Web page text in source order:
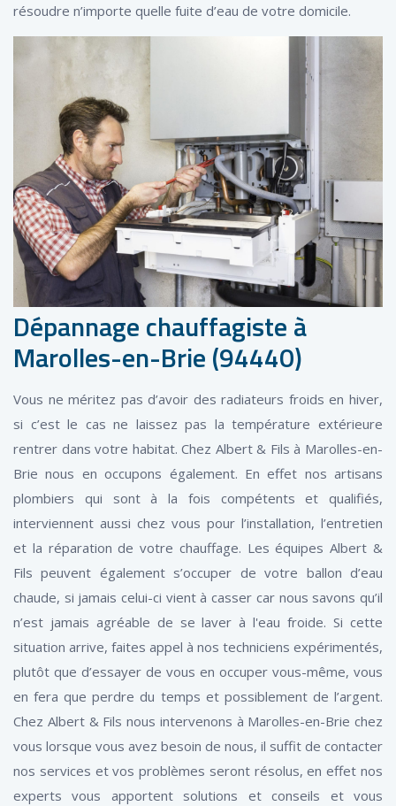
résoudre n’importe quelle fuite d’eau de votre domicile.
Dépannage chauffagiste à
Marolles-en-Brie (94440)
Vous ne méritez pas d’avoir des radiateurs froids en hiver,
si c’est le cas ne laissez pas la température extérieure
rentrer dans votre habitat. Chez Albert & Fils à Marolles-en-
Brie nous en occupons également. En effet nos artisans
plombiers qui sont à la fois compétents et qualifiés,
interviennent aussi chez vous pour l’installation, l’entretien
et la réparation de votre chauffage. Les équipes Albert &
Fils peuvent également s’occuper de votre ballon d’eau
chaude, si jamais celui-ci vient à casser car nous savons qu’il
n’est jamais agréable de se laver à l'eau froide. Si cette
situation arrive, faites appel à nos techniciens expérimentés,
plutôt que d’essayer de vous en occuper vous-même, vous
en fera que perdre du temps et possiblement de l’argent.
Chez Albert & Fils nous intervenons à Marolles-en-Brie chez
vous lorsque vous avez besoin de nous, il suffit de contacter
nos services et vos problèmes seront résolus, en effet nos
experts vous apportent solutions et conseils et vous